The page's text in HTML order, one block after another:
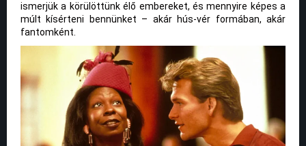
ismerjük a körülöttünk élő embereket, és mennyire képes a
múlt kísérteni bennünket – akár hús-vér formában, akár
fantomként.